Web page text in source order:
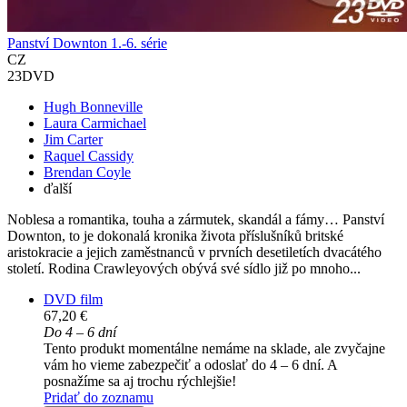
Panství Downton 1.-6. série
CZ
23DVD
Hugh Bonneville
Laura Carmichael
Jim Carter
Raquel Cassidy
Brendan Coyle
ďalší
Noblesa a romantika, touha a zármutek, skandál a fámy… Panství
Downton, to je dokonalá kronika života příslušníků britské
aristokracie a jejich zaměstnanců v prvních desetiletích dvacátého
století. Rodina Crawleyových obývá své sídlo již po mnoho...
DVD film
67,20 €
Do 4 – 6 dní
Tento produkt momentálne nemáme na sklade, ale zvyčajne
vám ho vieme zabezpečiť a odoslať do 4 – 6 dní. A
posnažíme sa aj trochu rýchlejšie!
Pridať do zoznamu